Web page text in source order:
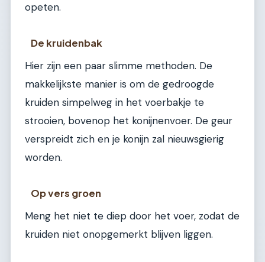
opeten.
De kruidenbak
Hier zijn een paar slimme methoden. De
makkelijkste manier is om de gedroogde
kruiden simpelweg in het voerbakje te
strooien, bovenop het konijnenvoer. De geur
verspreidt zich en je konijn zal nieuwsgierig
worden.
Op vers groen
Meng het niet te diep door het voer, zodat de
kruiden niet onopgemerkt blijven liggen.